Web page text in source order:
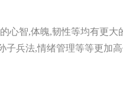
心智,体魄,韧性等均有更大
子兵法,情绪管理等等更加